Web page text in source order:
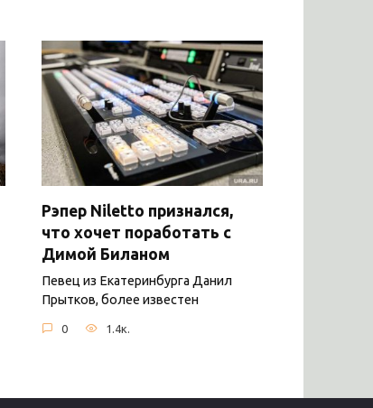
Рэпер Niletto признался,
что хочет поработать с
Димой Биланом
Певец из Екатеринбурга Данил
Прытков, более известен
0 1.4к.